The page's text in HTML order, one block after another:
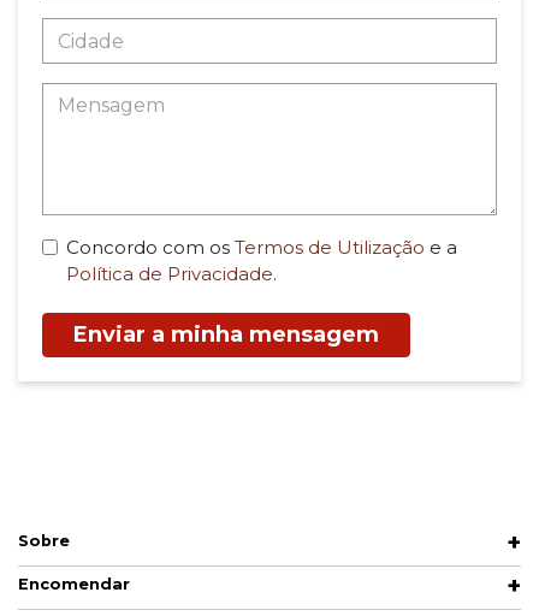
Concordo com os Termos de Utilização e a
Política de Privacidade.
Enviar a minha mensagem
Sobre
Encomendar